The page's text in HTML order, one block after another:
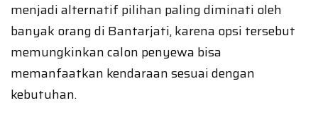
menjadi alternatif pilihan paling diminati oleh
banyak orang di Bantarjati, karena opsi tersebut
memungkinkan calon penyewa bisa
memanfaatkan kendaraan sesuai dengan
kebutuhan.